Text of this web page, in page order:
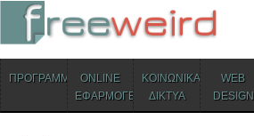
Skip to content
ΠΡΟΓΡΑΜΜΑΤΑONLINE
ΕΦΑΡΜΟΓΕΣ
ΚΟΙΝΩΝΙΚΑ
ΔΙΚΤΥΑ
WEB
DESIGN